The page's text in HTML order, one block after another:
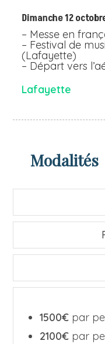
Dimanche 12
– Messe en
– Festival de
(Lafayette)
– Départ vers
Lafayette
Modalités
1500€ par
2100€ par